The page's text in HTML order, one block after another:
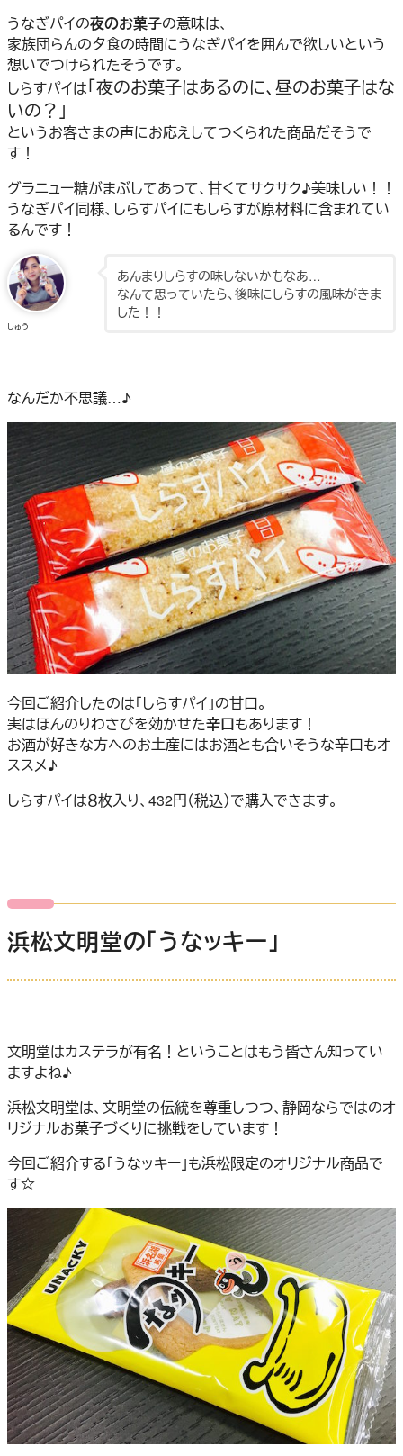
うなぎパイの夜のお菓子の意味は、
家族団らんの夕食の時間にうなぎパイを囲んで欲しいという
想いでつけられたそうです。
しらすパイは「夜のお菓子はあるのに、昼のお菓子はな
いの？」
というお客さまの声にお応えしてつくられた商品だそうで
す！
グラニュー糖がまぶしてあって、甘くてサクサク♪美味しい！！
うなぎパイ同様、しらすパイにもしらすが原材料に含まれてい
るんです！
しゅう
あんまりしらすの味しないかもなあ…
なんて思っていたら、後味にしらすの風味がきま
した！！
なんだか不思議…♪
今回ご紹介したのは「しらすパイ」の甘口。
実はほんのりわさびを効かせた辛口もあります！
お酒が好きな方へのお土産にはお酒とも合いそうな辛口もオ
ススメ♪
しらすパイは８枚入り、432円（税込）で購入できます。
浜松文明堂の「うなッキー」
文明堂はカステラが有名！ということはもう皆さん知ってい
ますよね♪
浜松文明堂は、文明堂の伝統を尊重しつつ、静岡ならではのオ
リジナルお菓子づくりに挑戦をしています！
今回ご紹介する「うなッキー」も浜松限定のオリジナル商品で
す☆